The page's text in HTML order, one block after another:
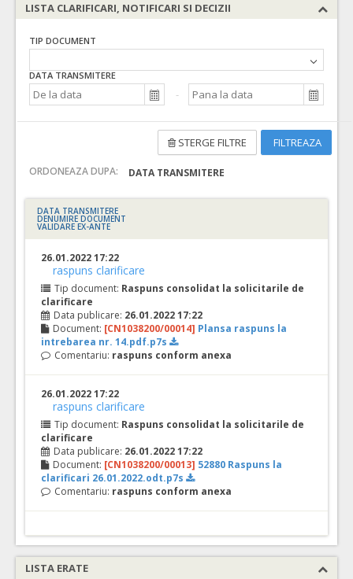
LISTA CLARIFICARI, NOTIFICARI SI DECIZII
TIP DOCUMENT
DATA TRANSMITERE
FILTREAZA
STERGE FILTRE
ORDONEAZA DUPA: DATA TRANSMITERE
DATA TRANSMITERE
DENUMIRE DOCUMENT
VALIDARE EX-ANTE
26.01.2022 17:22
raspuns clarificare
Tip document: Raspuns consolidat la solicitarile de
clarificare
Data publicare: 26.01.2022 17:22
Document: [CN1038200/00014] Plansa raspuns la
intrebarea nr. 14.pdf.p7s
Comentariu: raspuns conform anexa
26.01.2022 17:22
raspuns clarificare
Tip document: Raspuns consolidat la solicitarile de
clarificare
Data publicare: 26.01.2022 17:22
Document: [CN1038200/00013] 52880 Raspuns la
clarificari 26.01.2022.odt.p7s
Comentariu: raspuns conform anexa
LISTA ERATE